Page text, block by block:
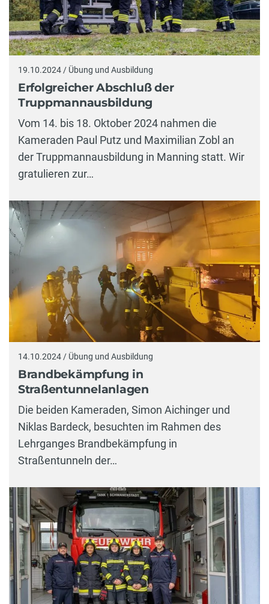
19.10.2024 / Übung und Ausbildung
Erfolgreicher Abschluß der
Truppmannausbildung
Vom 14. bis 18. Oktober 2024 nahmen die
Kameraden Paul Putz und Maximilian Zobl an
der Truppmannausbildung in Manning statt. Wir
gratulieren zur…
14.10.2024 / Übung und Ausbildung
Brandbekämpfung in
Straßentunnelanlagen
Die beiden Kameraden, Simon Aichinger und
Niklas Bardeck, besuchten im Rahmen des
Lehrganges Brandbekämpfung in
Straßentunneln der…